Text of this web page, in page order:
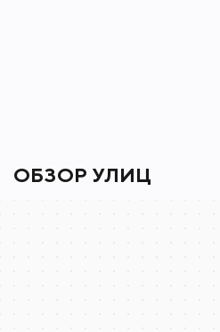
зоне лобби, скоростные
ОБЗОР УЛИЦ